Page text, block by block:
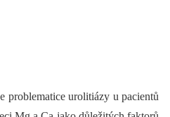
problematice urolitiázy u pacientů